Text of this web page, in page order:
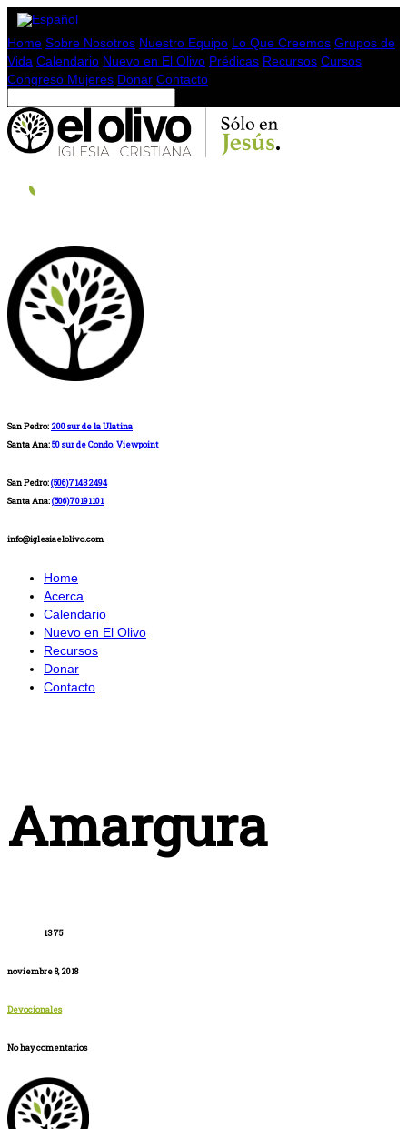
Home Sobre Nosotros Nuestro Equipo Lo Que Creemos Grupos de
Vida Calendario Nuevo en El Olivo Prédicas Recursos Cursos
Congreso Mujeres Donar Contacto
San Pedro: 200 sur de la Ulatina
Santa Ana:50 sur de Condo. Viewpoint
San Pedro:(506)71432494
Santa Ana:(506)70191101
info@iglesiaelolivo.com
Home
Acerca
Calendario
Nuevo en El Olivo
Recursos
Donar
Contacto
Amargura
1375
noviembre 8, 2018
Devocionales
No hay comentarios